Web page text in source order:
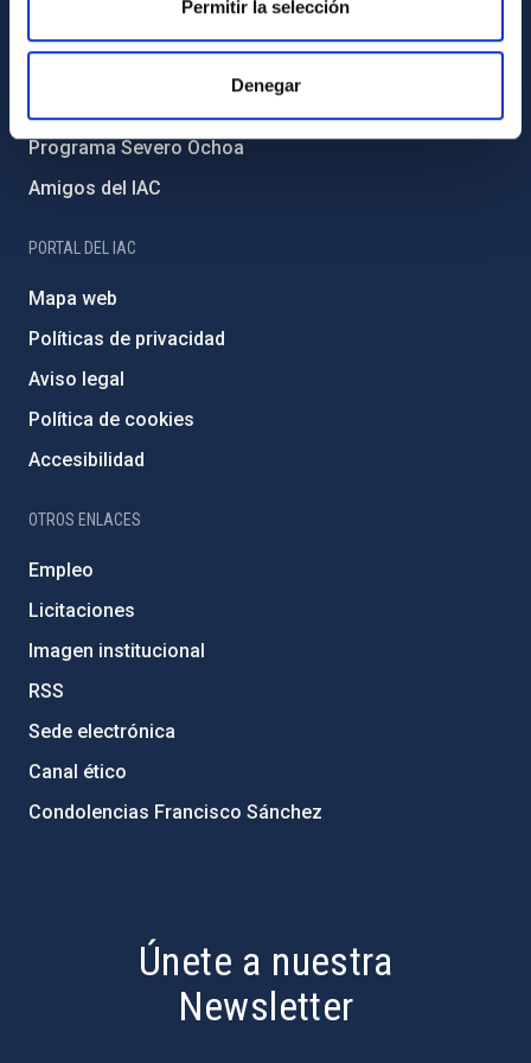
Permitir la selección
Denegar
Programa Severo Ochoa
Amigos del IAC
PORTAL DEL IAC
Mapa web
Políticas de privacidad
Aviso legal
Política de cookies
Accesibilidad
OTROS ENLACES
Empleo
Licitaciones
Imagen institucional
RSS
Sede electrónica
Canal ético
Condolencias Francisco Sánchez
Únete a nuestra
Newsletter